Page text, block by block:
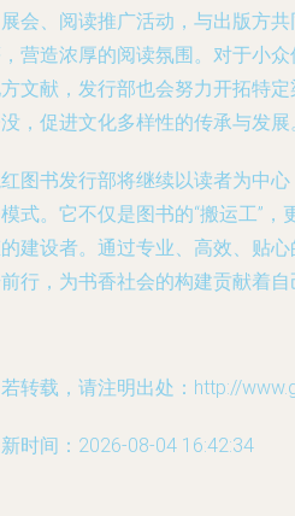
会、阅读推广活动，与出版方
营造浓厚的阅读氛围。对于小
文献，发行部也会努力开拓特
，促进文化多样性的传承与发展
图书发行部将继续以读者为中
式。它不仅是图书的“搬运工”
建设者。通过专业、高效、贴
行，为书香社会的构建贡献着自
转载，请注明出处：http://
时间：2026-08-04 16:42:34